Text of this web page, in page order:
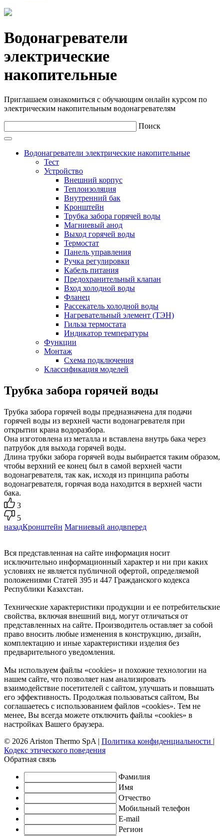
Водонагреватели
электрические
накопительные
Приглашаем ознакомиться с обучающим онлайн курсом по
электрическим накопительным водонагревателям
Поиск
Водонагреватели электрические накопительные
Тест
Устройство
Внешний корпус
Теплоизоляция
Внутренний бак
Кронштейн
Трубка забора горячей воды
Магниевый анод
Выход горячей воды
Термостат
Панель управления
Ручка регулировки
Кабель питания
Предохранительный клапан
Вход холодной воды
Фланец
Рассекатель холодной воды
Нагревательный элемент (ТЭН)
Гильза термостата
Индикатор температуры
Функции
Монтаж
Схема подключения
Классификация моделей
Трубка забора горячей воды
Трубка забора горячей воды предназначена для подачи
горячей воды из верхней части водонагревателя при
открытии крана водоразбора.
Она изготовлена из металла и вставлена внутрь бака через
патрубок для выхода горячей воды.
Длина трубки забора горячей воды выбирается таким образом,
чтобы верхний ее конец был в самой верхней части
водонагревателя, так как, исходя из принципа работы
водонагревателя, горячая вода находится в верхней части
бака.
3
5
назадКронштейн Магниевый анодвперед
Вся представленная на сайте информация носит
исключительно информационный характер и ни при каких
условиях не является публичной офертой, определяемой
положениями Статей 395 и 447 Гражданского кодекса
Республики Казахстан.
Технические характеристики продукции и ее потребительские
свойства, включая внешний вид, могут отличаться от
представленных на сайте. Производитель оставляет за собой
право вносить любые изменения в конструкцию, дизайн,
комплектацию и иные характеристики изделия без
предварительного уведомления.
Мы используем файлы «cookies» и похожие технологии на
нашем сайте, что позволяет нам анализировать
взаимодействие посетителей с сайтом, улучшать и повышать
его эффективность. Продолжая пользоваться сайтом, Вы
соглашаетесь с использованием файлов «cookies». Тем не
менее, Вы всегда можете отключить файлы «cookies» в
настройках Вашего браузера.
© 2026 Ariston Thermo SpA | Политика конфиденциальности |
Кодекс этического поведения
Обратная связь
Фамилия
Имя
Отчество
Мобильный телефон
E-mail
Регион